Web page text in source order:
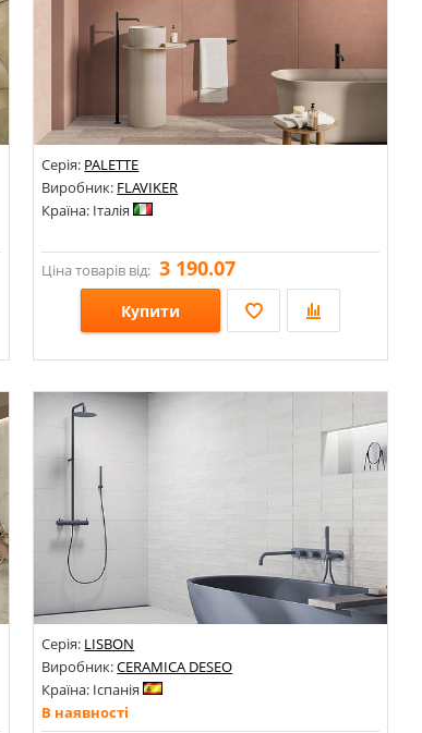
Серія: PALETTE
Виробник: FLAVIKER
Країна: Італія
Ціна товарів від: 3 190.07
Купити
Розміри: 600х1200х8,5; 200х1200х8,5; 600х600х8,5; 100х600х8,5; 300х300х8,5; 1200х1200х8,5; 1200х2800х6; 50х1200х8,5;
Стилі: Під бетон; Під камінь;
Кольори:
Серія: LISBON
Виробник:CERAMICA DESEO
Країна: Іспанія
В наявності